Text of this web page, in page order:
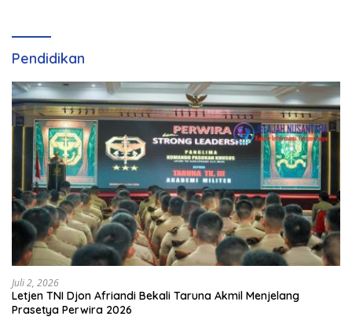
Pendidikan
Juli 2, 2026
Letjen TNI Djon Afriandi Bekali Taruna Akmil Menjelang
Prasetya Perwira 2026